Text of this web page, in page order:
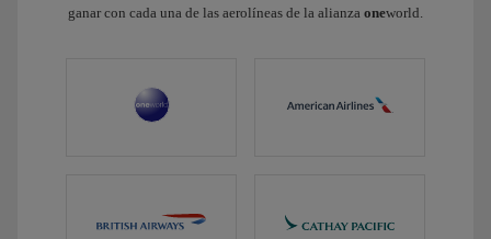
ganar con cada una de las aerolíneas de la alianza oneworld.